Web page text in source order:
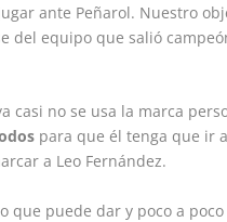
ante Peñarol. Nuestro
del equipo que salió
casi no se usa la marca
para que él tenga que ir
a Leo Fernández.
que puede dar y poco a